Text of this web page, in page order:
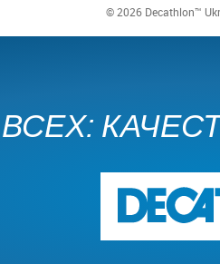
© 2026 Decathlon™